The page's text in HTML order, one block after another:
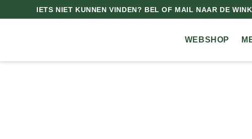
IETS NIET KUNNEN VINDEN? BEL OF MAIL NAAR DE
WEBSHOP